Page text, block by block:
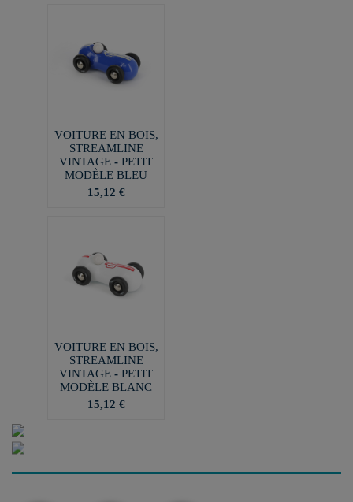
VOITURE EN BOIS,
STREAMLINE
VINTAGE - PETIT
MODÈLE BLEU
15,12 €
VOITURE EN BOIS,
STREAMLINE
VINTAGE - PETIT
MODÈLE BLANC
15,12 €